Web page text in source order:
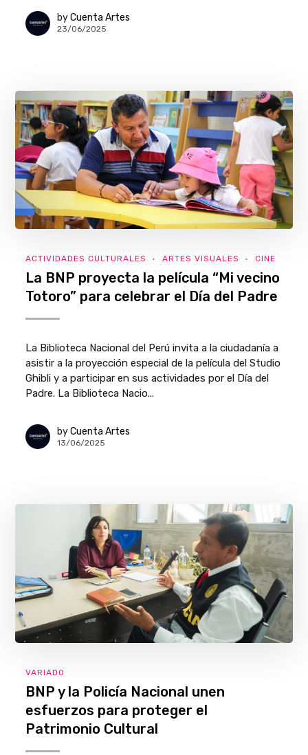
by Cuenta Artes
23/06/2025
ACTIVIDADES CULTURALES ARTES VISUALES CINE
La BNP proyecta la película “Mi vecino
Totoro” para celebrar el Día del Padre
La Biblioteca Nacional del Perú invita a la ciudadanía a
asistir a la proyección especial de la película del Studio
Ghibli y a participar en sus actividades por el Día del
Padre. La Biblioteca Nacio...
by Cuenta Artes
13/06/2025
VARIADO
BNP y la Policía Nacional unen
esfuerzos para proteger el
Patrimonio Cultural